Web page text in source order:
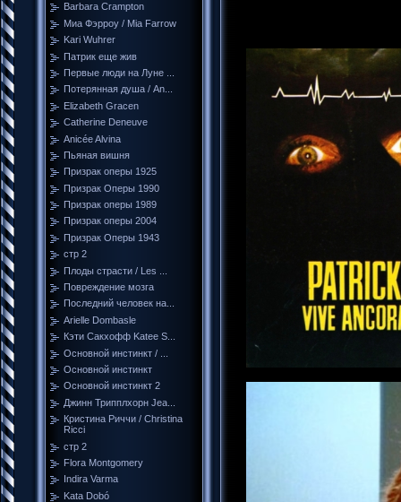
Barbara Crampton
Миа Фэрроу / Mia Farrow
Kari Wuhrer
Патрик еще жив
Первые люди на Луне ...
Потерянная душа / An...
Elizabeth Gracen
Catherine Deneuve
Anicée Alvina
Пьяная вишня
Призрак оперы 1925
Призрак Оперы 1990
Призрак оперы 1989
Призрак оперы 2004
Призрак Оперы 1943
стр 2
Плоды страсти / Les ...
Повреждение мозга
Последний человек на...
Arielle Dombasle
Кэти Сакхофф Katee S...
Основной инстинкт / ...
Основной инстинкт
Основной инстинкт 2
Джинн Трипплхорн Jea...
Кристина Риччи / Christina
Ricci
стр 2
Flora Montgomery
Indira Varma
Kata Dobó